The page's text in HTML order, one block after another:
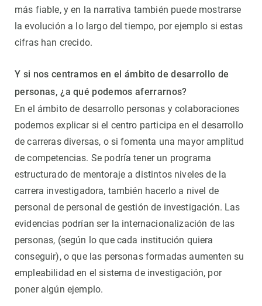
más fiable, y en la narrativa también puede mostrarse
la evolución a lo largo del tiempo, por ejemplo si estas
cifras han crecido.
Y si nos centramos en el ámbito de desarrollo de
personas, ¿a qué podemos aferrarnos?
En el ámbito de desarrollo personas y colaboraciones
podemos explicar si el centro participa en el desarrollo
de carreras diversas, o si fomenta una mayor amplitud
de competencias. Se podría tener un programa
estructurado de mentoraje a distintos niveles de la
carrera investigadora, también hacerlo a nivel de
personal de personal de gestión de investigación. Las
evidencias podrían ser la internacionalización de las
personas, (según lo que cada institución quiera
conseguir), o que las personas formadas aumenten su
empleabilidad en el sistema de investigación, por
poner algún ejemplo.